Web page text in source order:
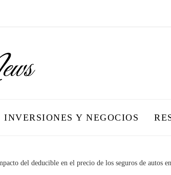
INVERSIONES Y NEGOCIOS
del deducible en el precio de los seguros de autos